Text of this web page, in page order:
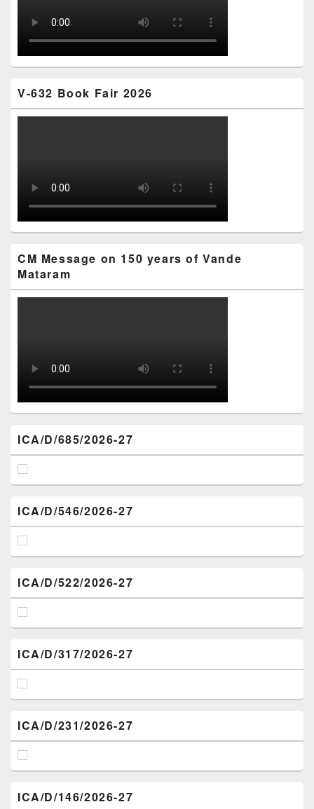
V-632 Book Fair 2026
CM Message on 150 years of Vande
Mataram
ICA/D/685/2026-27
ICA/D/546/2026-27
ICA/D/522/2026-27
ICA/D/317/2026-27
ICA/D/231/2026-27
ICA/D/146/2026-27